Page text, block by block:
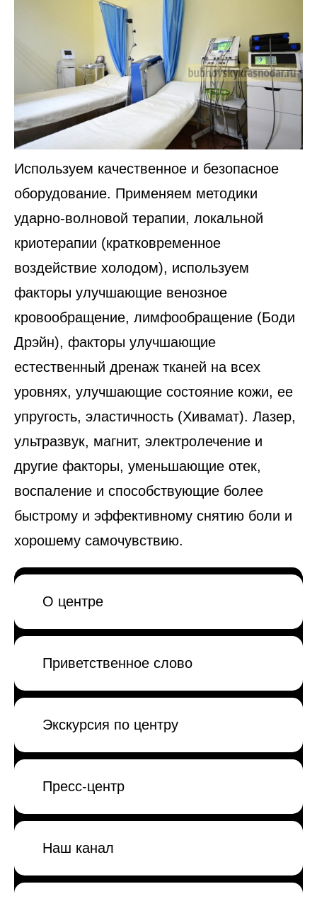
О центре
Приветственное слово
Экскурсия по центру
Пресс-центр
Наш канал
Используем качественное и безопасное
оборудование. Применяем методики
ударно-волновой терапии, локальной
криотерапии (кратковременное
воздействие холодом), используем
факторы улучшающие венозное
кровообращение, лимфообращение (Боди
Дрэйн), факторы улучшающие
естественный дренаж тканей на всех
уровнях, улучшающие состояние кожи, ее
упругость, эластичность (Хивамат). Лазер,
ультразвук, магнит, электролечение и
другие факторы, уменьшающие отек,
воспаление и способствующие более
быстрому и эффективному снятию боли и
хорошему самочувствию.